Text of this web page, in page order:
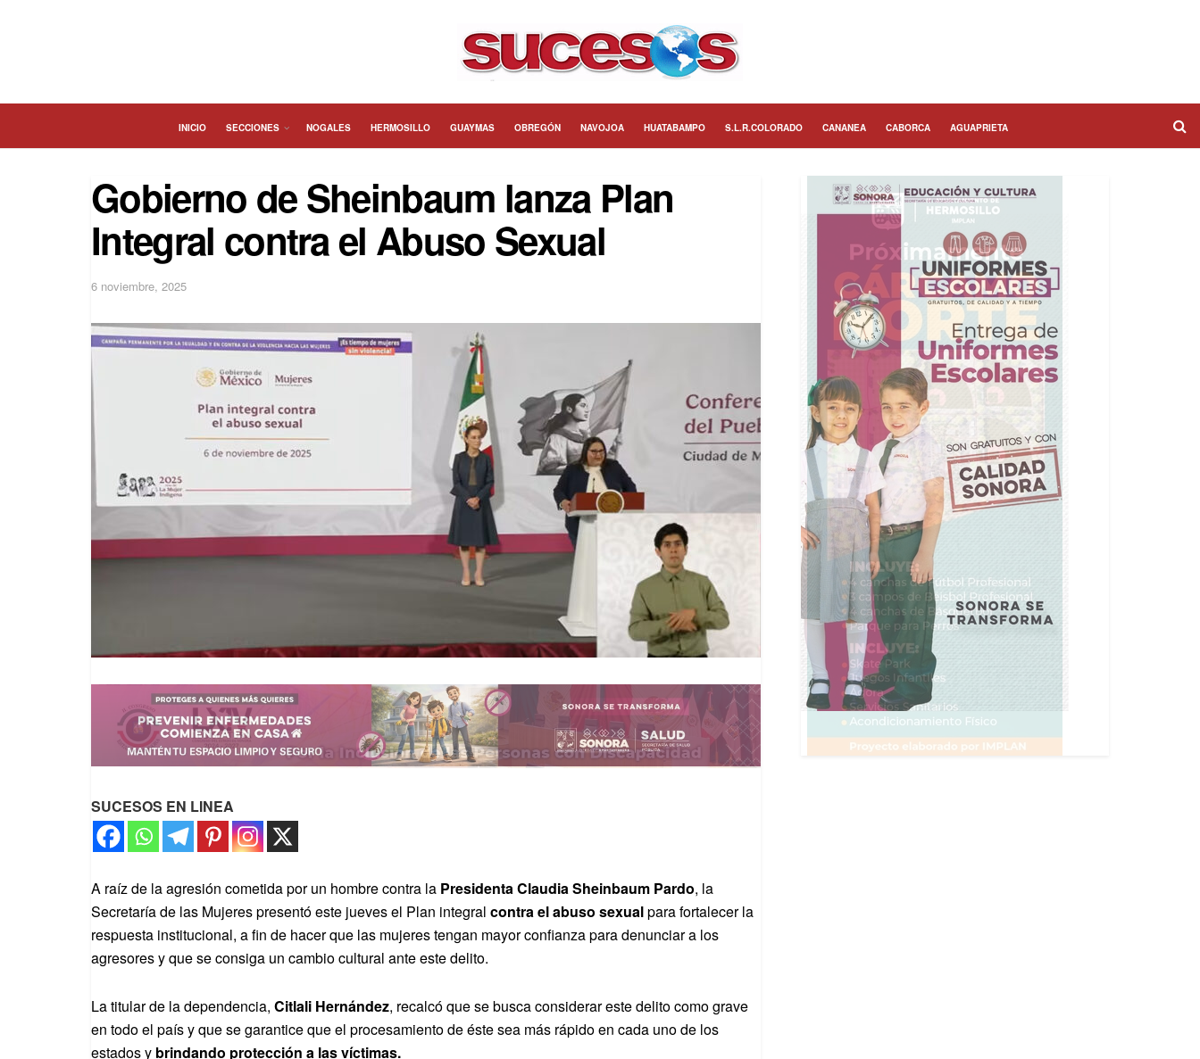
INICIO SECCIONES NOGALES HERMOSILLO GUAYMAS OBREGÓN NAVOJOA HUATABAMPO S.L.R.COLORADO CANANEA CABORCA AGUAPRIETA
Gobierno de Sheinbaum lanza Plan
Integral contra el Abuso Sexual
6 noviembre, 2025
SUCESOS EN LINEA
A raíz de la agresión cometida por un hombre contra la Presidenta Claudia Sheinbaum Pardo, la
Secretaría de las Mujeres presentó este jueves el Plan integral contra el abuso sexualpara fortalecer la
respuesta institucional, a fin de hacer que las mujeres tengan mayor confianzapara denunciar a los
agresores y que se consiga un cambio cultural ante este delito.
La titular de la dependencia, Citlali Hernández, recalcó que se busca considerar este delito como grave
en todo el país y que se garantice que el procesamiento de éste sea más rápido en cada uno de los
estados y brindando protección a las víctimas.